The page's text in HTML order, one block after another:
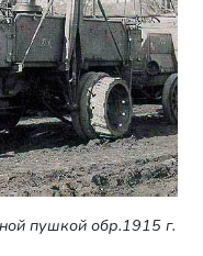
пушкой обр.1915 г.